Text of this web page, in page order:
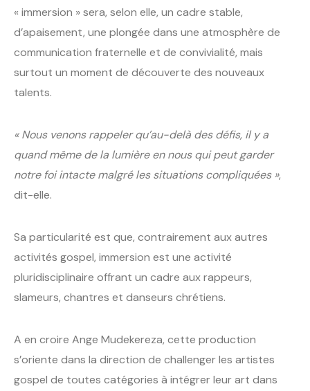
« immersion » sera, selon elle, un cadre stable,
d’apaisement, une plongée dans une atmosphère de
communication fraternelle et de convivialité, mais
surtout un moment de découverte des nouveaux
talents.
« Nous venons rappeler qu’au-delà des défis, il y a
quand même de la lumière en nous qui peut garder
notre foi intacte malgré les situations compliquées »,
dit-elle.
Sa particularité est que, contrairement aux autres
activités gospel, immersion est une activité
pluridisciplinaire offrant un cadre aux rappeurs,
slameurs, chantres et danseurs chrétiens.
A en croire Ange Mudekereza, cette production
s’oriente dans la direction de challenger les artistes
gospel de toutes catégories à intégrer leur art dans